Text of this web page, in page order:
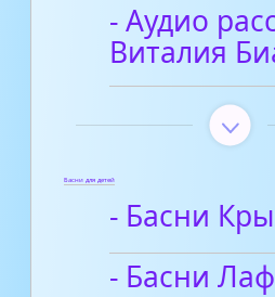
- Аудио
Виталия
Басни для детей
- Басни
- Басни